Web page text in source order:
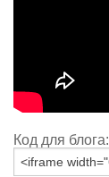
Код для блога: